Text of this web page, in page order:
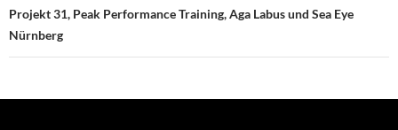
Projekt 31, Peak Performance Training, Aga Labus und Sea Eye
Nürnberg